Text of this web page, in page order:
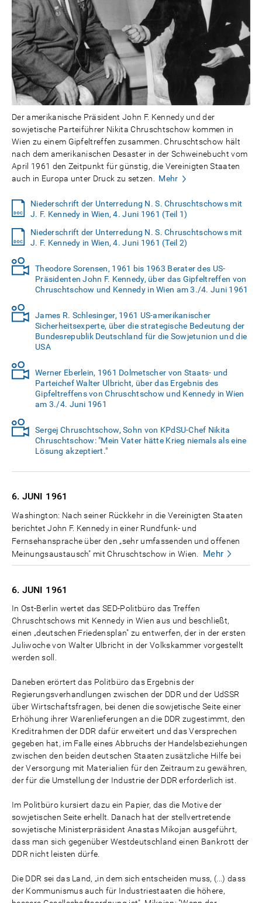
Der amerikanische Präsident John F. Kennedy und der
sowjetische Parteiführer Nikita Chruschtschow kommen in
Wien zu einem Gipfeltreffen zusammen. Chruschtschow hält
nach dem amerikanischen Desaster in der Schweinebucht vom
April 1961 den Zeitpunkt für günstig, die Vereinigten Staaten
auch in Europa unter Druck zu setzen. Mehr
Niederschrift der Unterredung N. S. Chruschtschows mit
J. F. Kennedy in Wien, 4. Juni 1961 (Teil 1)
Niederschrift der Unterredung N. S. Chruschtschows mit
J. F. Kennedy in Wien, 4. Juni 1961 (Teil 2)
Theodore Sorensen, 1961 bis 1963 Berater des US-
Präsidenten John F. Kennedy, über das Gipfeltreffen von
Chruschtschow und Kennedy in Wien am 3./4. Juni 1961
James R. Schlesinger, 1961 US-amerikanischer
Sicherheitsexperte, über die strategische Bedeutung der
Bundesrepublik Deutschland für die Sowjetunion und die
USA
Werner Eberlein, 1961 Dolmetscher von Staats- und
Parteichef Walter Ulbricht, über das Ergebnis des
Gipfeltreffens von Chruschtschow und Kennedy in Wien
am 3./4. Juni 1961
Sergej Chruschtschow, Sohn von KPdSU-Chef Nikita
Chruschtschow: "Mein Vater hätte Krieg niemals als eine
Lösung akzeptiert."
6. JUNI 1961
Washington: Nach seiner Rückkehr in die Vereinigten Staaten
berichtet John F. Kennedy in einer Rundfunk- und
Fernsehansprache über den „sehr umfassenden und offenen
Meinungsaustausch" mit Chruschtschow in Wien.
Mehr
6. JUNI 1961
In Ost-Berlin wertet das SED-Politbüro das Treffen
Chruschtschows mit Kennedy in Wien aus und beschließt,
einen „deutschen Friedensplan" zu entwerfen, der in der ersten
Juliwoche von Walter Ulbricht in der Volkskammer vorgestellt
werden soll.
Daneben erörtert das Politbüro das Ergebnis der
Regierungsverhandlungen zwischen der DDR und der UdSSR
über Wirtschaftsfragen, bei denen die sowjetische Seite einer
Erhöhung ihrer Warenlieferungen an die DDR zugestimmt, den
Kreditrahmen der DDR dafür erweitert und das Versprechen
gegeben hat, im Falle eines Abbruchs der Handelsbeziehungen
zwischen den beiden deutschen Staaten zusätzliche Hilfe bei
der Versorgung mit Materialien für den Zeitraum zu gewähren,
der für die Umstellung der Industrie der DDR erforderlich ist.
Im Politbüro kursiert dazu ein Papier, das die Motive der
sowjetischen Seite erhellt. Danach hat der stellvertretende
sowjetische Ministerpräsident Anastas Mikojan ausgeführt,
dass man sich gegenüber Westdeutschland einen Bankrott der
DDR nicht leisten dürfe.
Die DDR sei das Land, „in dem sich entscheiden muss, (...) dass
der Kommunismus auch für Industriestaaten die höhere,